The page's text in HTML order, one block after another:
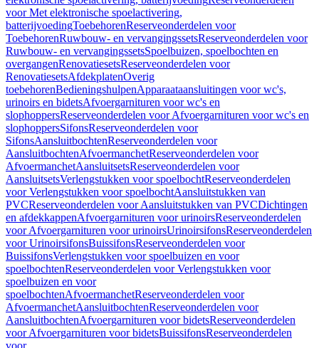
voor Met elektronische spoelactivering,
batterijvoedingToebehorenReserveonderdelen voor
ToebehorenRuwbouw- en vervangingssetsReserveonderdelen voor
Ruwbouw- en vervangingssetsSpoelbuizen, spoelbochten en
overgangenRenovatiesetsReserveonderdelen voor
RenovatiesetsAfdekplatenOverig
toebehorenBedieningshulpenApparaataansluitingen voor wc's,
urinoirs en bidetsAfvoergarnituren voor wc's en
slophoppersReserveonderdelen voor Afvoergarnituren voor wc's en
slophoppersSifonsReserveonderdelen voor
SifonsAansluitbochtenReserveonderdelen voor
AansluitbochtenAfvoermanchetReserveonderdelen voor
AfvoermanchetAansluitsetsReserveonderdelen voor
AansluitsetsVerlengstukken voor spoelbochtReserveonderdelen
voor Verlengstukken voor spoelbochtAansluitstukken van
PVCReserveonderdelen voor Aansluitstukken van PVCDichtingen
en afdekkappenAfvoergarnituren voor urinoirsReserveonderdelen
voor Afvoergarnituren voor urinoirsUrinoirsifonsReserveonderdelen
voor UrinoirsifonsBuissifonsReserveonderdelen voor
BuissifonsVerlengstukken voor spoelbuizen en voor
spoelbochtenReserveonderdelen voor Verlengstukken voor
spoelbuizen en voor
spoelbochtenAfvoermanchetReserveonderdelen voor
AfvoermanchetAansluitbochtenReserveonderdelen voor
AansluitbochtenAfvoergarnituren voor bidetsReserveonderdelen
voor Afvoergarnituren voor bidetsBuissifonsReserveonderdelen
voor